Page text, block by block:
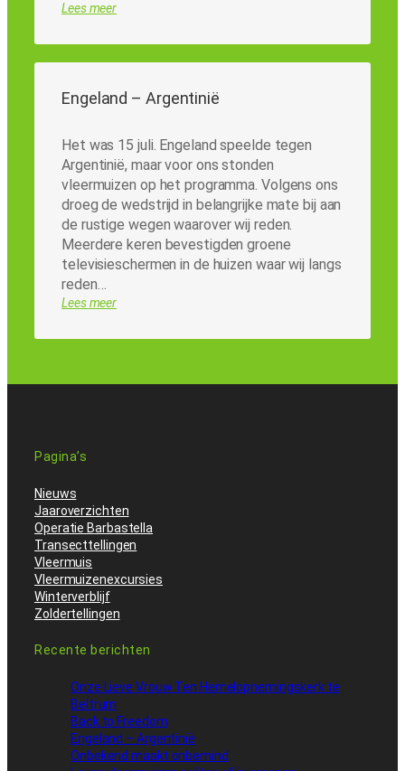
Lees meer
Engeland – Argentinië
Het was 15 juli. Engeland speelde tegen
Argentinië, maar voor ons stonden
vleermuizen op het programma. Volgens ons
droeg de wedstrijd in belangrijke mate bij aan
de rustige wegen waarover wij reden.
Meerdere keren bevestigden groene
televisieschermen in de huizen waar wij langs
reden…
Lees meer
Pagina’s
Nieuws
Jaaroverzichten
Operatie Barbastella
Transecttellingen
Vleermuis
Vleermuizenexcursies
Winterverblijf
Zoldertellingen
Recente berichten
Onze Lieve Vrouw Ten Hemelopnemingskerk te
Beltrum
Back to Freedom
Engeland – Argentinië
Onbekend maakt onbemind